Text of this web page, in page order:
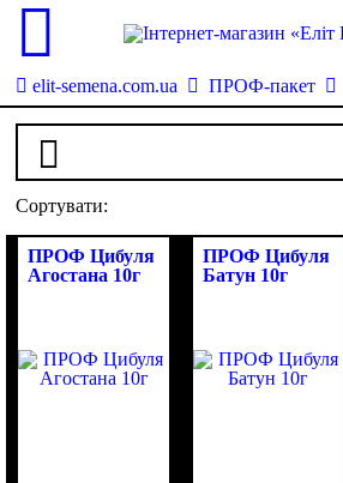
elit-semena.com.ua ПРОФ-пакет
Сортувати:
ПРОФ Цибуля
Агостана 10г
ПРОФ Цибуля
Батун 10г